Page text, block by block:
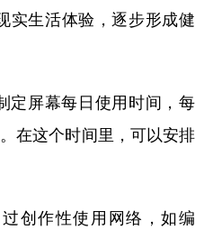
实生活体验，逐步形成健
屏幕每日使用时间，每
在这个时间里，可以安排
作性使用网络，如编